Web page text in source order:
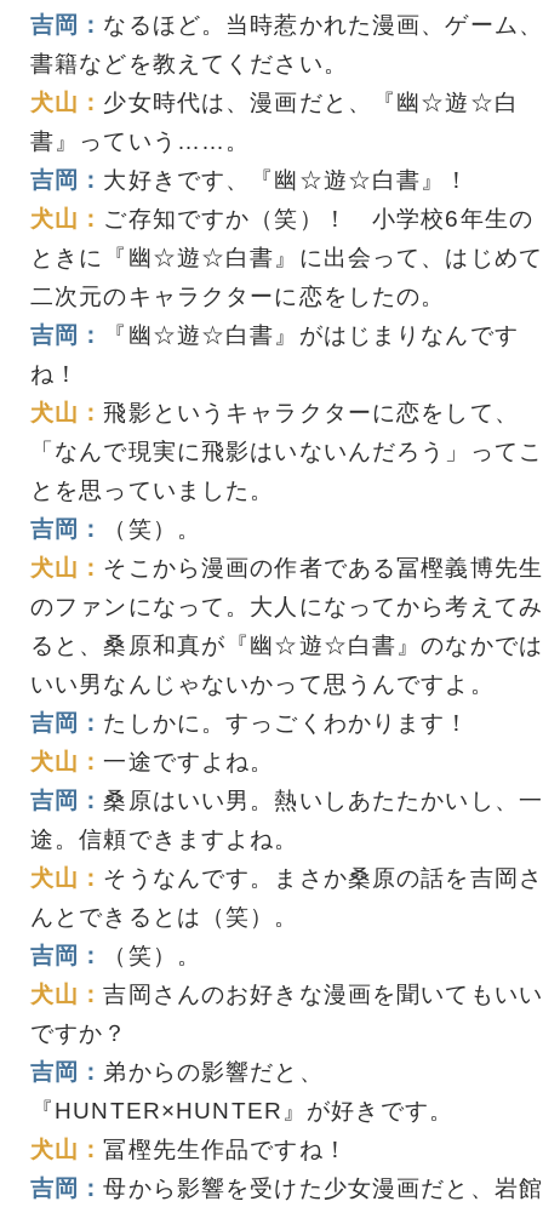
吉岡： なるほど。当時惹かれた漫画、ゲーム、
書籍などを教えてください。
犬山： 少女時代は、漫画だと、『幽☆遊☆白
書』っていう……。
吉岡： 大好きです、『幽☆遊☆白書』！
犬山： ご存知ですか（笑）！ 小学校6年生の
ときに『幽☆遊☆白書』に出会って、はじめて
二次元のキャラクターに恋をしたの。
吉岡：
『幽☆遊☆白書』がはじまりなんです
ね！
犬山： 飛影というキャラクターに恋をして、
「なんで現実に飛影はいないんだろう」ってこ
とを思っていました。
吉岡：
（笑）。
犬山： そこから漫画の作者である冨樫義博先生
のファンになって。大人になってから考えてみ
ると、桑原和真が『幽☆遊☆白書』のなかでは
いい男なんじゃないかって思うんですよ。
吉岡： たしかに。すっごくわかります！
犬山：一途ですよね。
吉岡：桑原はいい男。熱いしあたたかいし、一
途。信頼できますよね。
犬山： そうなんです。まさか桑原の話を吉岡さ
んとできるとは（笑）。
吉岡：
（笑）。
犬山：吉岡さんのお好きな漫画を聞いてもいい
ですか？
吉岡： 弟からの影響だと、
『HUNTER×HUNTER』が好きです。
犬山：冨樫先生作品ですね！
吉岡：母から影響を受けた少女漫画だと、岩館